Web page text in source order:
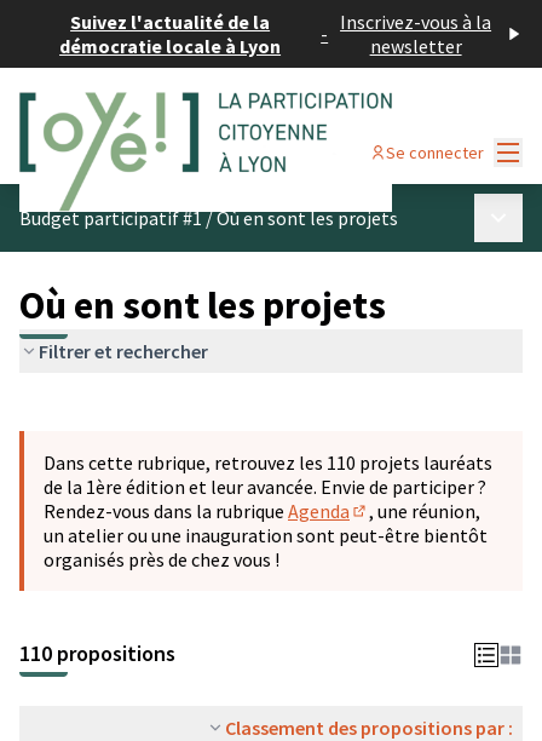
Suivez l'actualité de la
démocratie locale à Lyon
- Inscrivez-vous à la
newsletter
Se connecter
Budget participatif #1/Où en sont les projets
Où en sont les projets
Filtrer et rechercher
−
Dans cette rubrique, retrouvez les 110 projets lauréats
de la 1ère édition et leur avancée. Envie de participer ?
Rendez-vous dans la rubrique Agenda
(S'ouvre dans un
, une réunion,
un atelier ou une inauguration sont peut-être bientôt
organisés près de chez vous !
110 propositions
Classement des propositions par :